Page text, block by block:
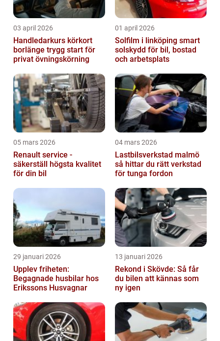
03 april 2026
Handledarkurs körkort
borlänge trygg start för
privat övningskörning
01 april 2026
Solfilm i linköping smart
solskydd för bil, bostad
och arbetsplats
05 mars 2026
Renault service -
säkerställ högsta kvalitet
för din bil
04 mars 2026
Lastbilsverkstad malmö
så hittar du rätt verkstad
för tunga fordon
29 januari 2026
Upplev friheten:
Begagnade husbilar hos
Erikssons Husvagnar
13 januari 2026
Rekond i Skövde: Så får
du bilen att kännas som
ny igen